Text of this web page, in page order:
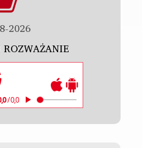
2026